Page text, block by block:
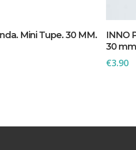
In Den Warenkorb
Mini Tupe. 30 MM.
INNO
30
€3.90